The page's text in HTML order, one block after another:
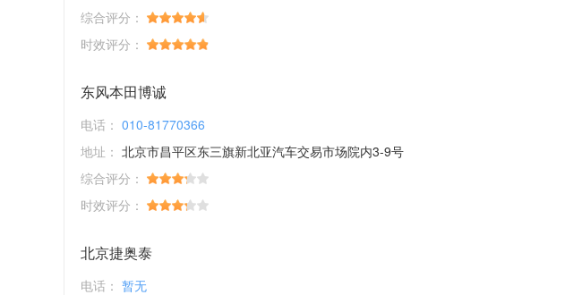
综合评分：
时效评分：
东风本田博诚
电话： 010-81770366
地址： 北京市昌平区东三旗新北亚汽车交易市场院内3-9号
综合评分：
时效评分：
北京捷奥泰
电话： 暂无